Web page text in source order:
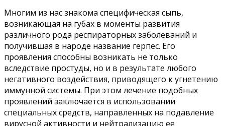
Многим из нас знакома специфическая сыпь,
возникающая на губах в моменты развития
различного рода респираторных заболеваний и
получившая в народе название герпес. Его
проявления способны возникать не только
вследствие простуды, но и в результате любого
негативного воздействия, приводящего к угнетению
иммунной системы. При этом лечение подобных
проявлений заключается в использовании
специальных средств, направленных на подавление
вирусной активности и нейтрализацию ее